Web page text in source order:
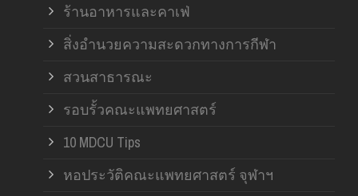
ร้านอาหารและคาเฟ่
สิ่งอำนวยความสะดวกทางการกีฬา
สวนสาธารณะ
รอบรั้วคณะแพทยศาสตร์
10 MDCU Tips
หอประวัติคณะแพทยศาสตร์ จุฬาฯ